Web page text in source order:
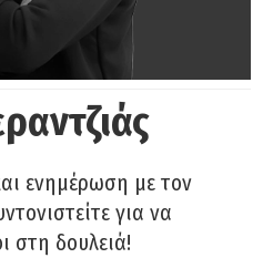
ενημέρωση με τον
για να
στη δουλειά!